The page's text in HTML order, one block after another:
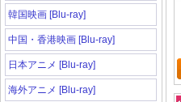
韓国映画 [Blu-ray]
中国・香港映画 [Blu-ray]
日本アニメ [Blu-ray]
海外アニメ [Blu-ray]